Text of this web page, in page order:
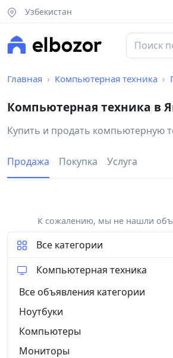
Узбекистан
Главная Компьютерная техника
Компьютерная техника в
Купить и продать компьютерную
Продажа Покупка Услуга
К сожалению, мы не нашли
Все категории
Компьютерная техника
Все объявления категории
Ноутбуки
Компьютеры
Мониторы